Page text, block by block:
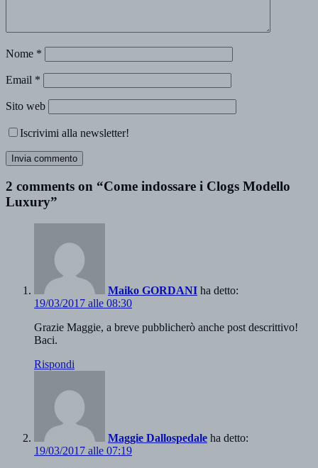
Nome *
Email *
Sito web
Iscrivimi alla newsletter!
2 comments on “Come indossare i Clogs Modello
Luxury”
Maiko GORDANI ha detto:
19/03/2017 alle 08:30
Grazie Maggie, a breve pubblicherò anche post descrittivo!
Baci.
Rispondi
Maggie Dallospedale ha detto:
19/03/2017 alle 07:19